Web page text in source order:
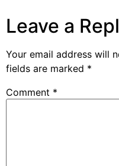
Leave a
Your email address will
fields are marked *
Comment *